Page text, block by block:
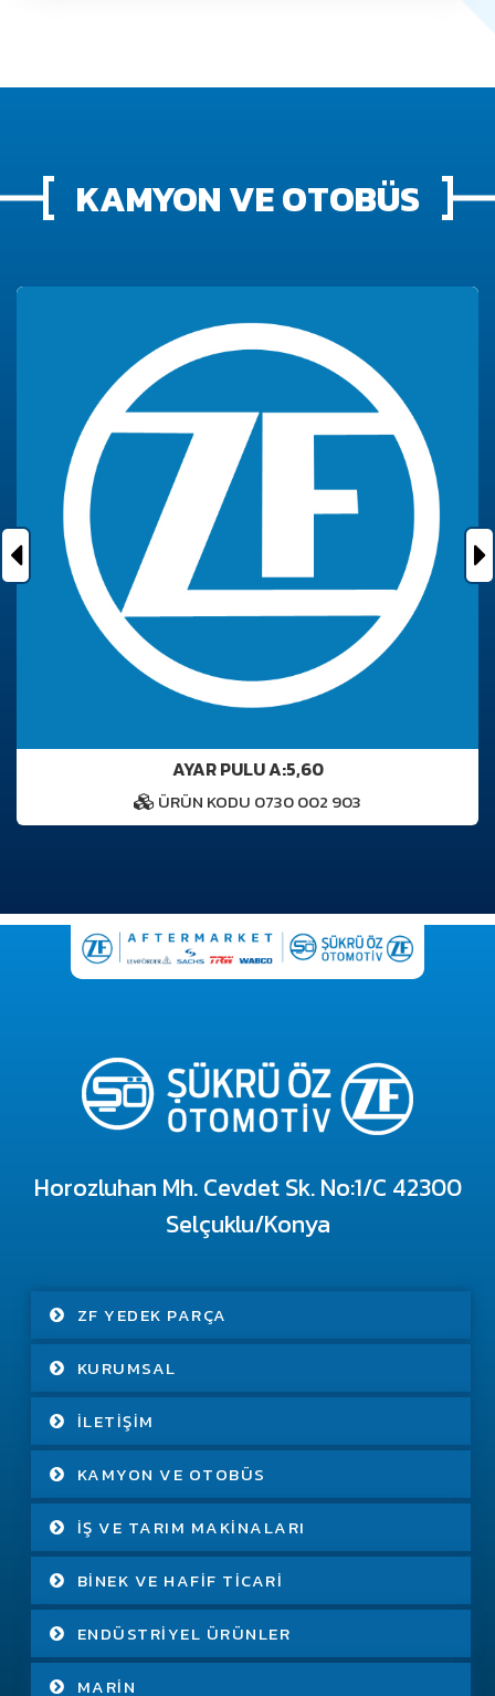
KAMYON VE OTOBÜS
AYAR PULU A:5,60
ÜRÜN KODU 0730 002 903
Horozluhan Mh. Cevdet Sk. No:1/C 42300
Selçuklu/Konya
ZF YEDEK PARÇA
KURUMSAL
İLETIŞIM
KAMYON VE OTOBÜS
İŞ VE TARIM MAKINALARI
BINEK VE HAFIF TICARI
ENDÜSTRIYEL ÜRÜNLER
MARIN